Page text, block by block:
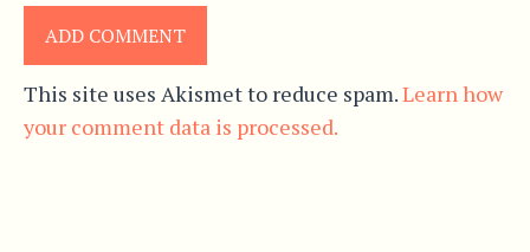
This site uses Akismet to reduce spam.Learn how
your comment data is processed.